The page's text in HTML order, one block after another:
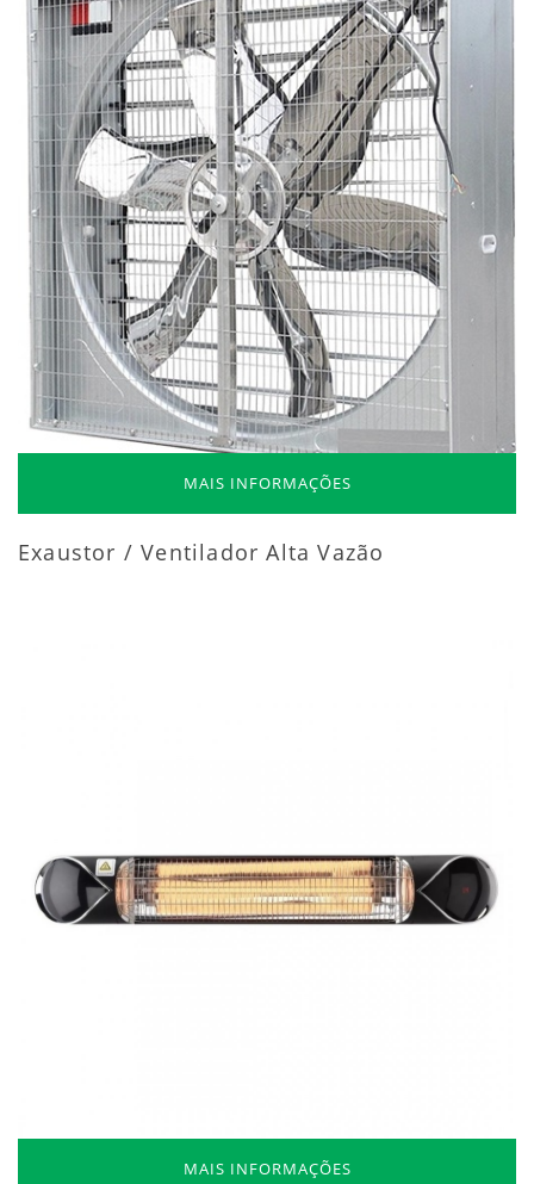
MAIS INFORMAÇÕES
Exaustor / Ventilador Alta Vazão
MAIS INFORMAÇÕES